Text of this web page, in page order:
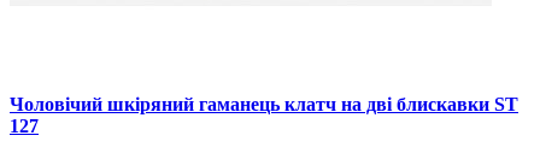
Чоловічий шкіряний гаманець клатч на дві блискавки ST
127